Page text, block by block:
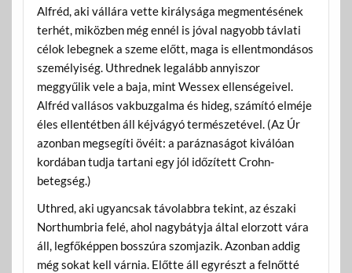
Alfréd, aki vállára vette királysága megmentésének
terhét, miközben még ennél is jóval nagyobb távlati
célok lebegnek a szeme előtt, maga is ellentmondásos
személyiség. Uthrednek legalább annyiszor
meggyűlik vele a baja, mint Wessex ellenségeivel.
Alfréd vallásos vakbuzgalma és hideg, számító elméje
éles ellentétben áll kéjvágyó természetével. (Az Úr
azonban megsegíti övéit: a paráznaságot kiválóan
kordában tudja tartani egy jól időzített Crohn-
betegség.)
Uthred, aki ugyancsak távolabbra tekint, az északi
Northumbria felé, ahol nagybátyja által elorzott vára
áll, legfőképpen bosszúra szomjazik. Azonban addig
még sokat kell várnia. Előtte áll egyrészt a felnőtté